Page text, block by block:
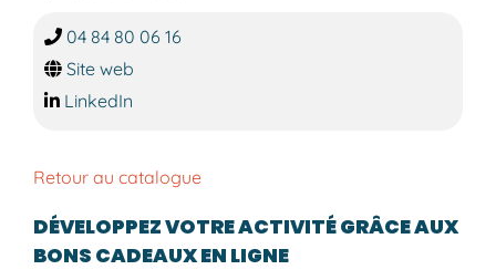
04 84 80 06 16
Site web
LinkedIn
Retour au catalogue
DÉVELOPPEZ VOTRE ACTIVITÉ GRÂCE AUX
BONS CADEAUX EN LIGNE